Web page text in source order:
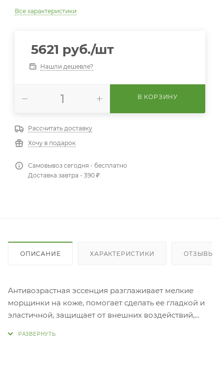
Все характеристики
5621 руб./шт
Нашли дешевле?
В КОРЗИНУ
Рассчитать доставку
Хочу в подарок
Самовывоз сегодня - бесплатно
Доставка завтра - 390 ₽
ОПИСАНИЕ ХАРАКТЕРИСТИКИ ОТЗЫВЫ
Антивозрастная эссенция разглаживает мелкие
морщинки на коже, помогает сделать ее гладкой и
эластичной, защищает от внешних воздействий,